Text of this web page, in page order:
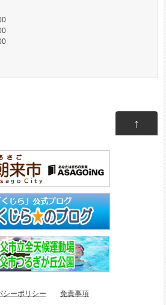
↑
シーポリシー 免責事項